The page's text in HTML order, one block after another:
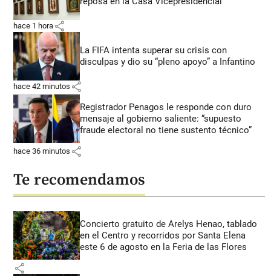
hace 1 hora share
La FIFA intenta superar su crisis con
disculpas y dio su “pleno apoyo” a Infantino
hace 42 minutos share
Registrador Penagos le responde con duro
mensaje al gobierno saliente: “supuesto
fraude electoral no tiene sustento técnico”
hace 36 minutos share
Te recomendamos
Concierto gratuito de Arelys Henao, tablado
en el Centro y recorridos por Santa Elena
este 6 de agosto en la Feria de las Flores
share